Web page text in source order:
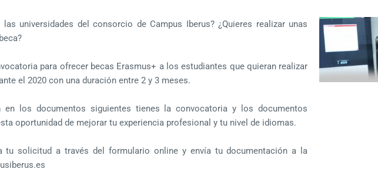
universidades del consorcio de Campus Iberus? ¿Quieres realizar unas
para ofrecer becas Erasmus+ a los estudiantes que quieran realizar
el 2020 con una duración entre 2 y 3 meses.
los documentos siguientes tienes la convocatoria y los documentos
oportunidad de mejorar tu experiencia profesional y tu nivel de idiomas.
tu solicitud a través del formulario online y envía tu documentación a la